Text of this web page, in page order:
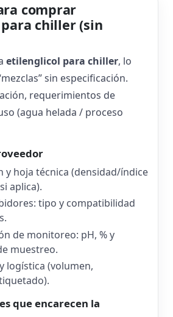
comprar
chiller (sin
etilenglicol para chiller, lo
sin especificación.
requerimientos de
(agua helada / proceso
y hoja técnica (densidad/índice
aplica).
tipo y compatibilidad
de monitoreo: pH, % y
muestreo.
logística (volumen,
que encarecen la